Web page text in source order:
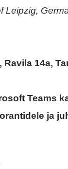
Leipzig,
14a,
Teams
ja